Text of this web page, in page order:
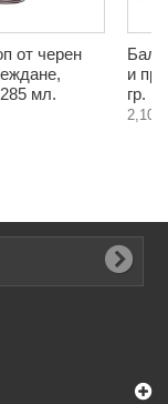
от черен
мл.
и
гр.
2,10 €